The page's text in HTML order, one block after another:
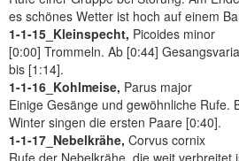
es schönes Wetter ist hoch auf einem
1-1-15_Kleinspecht, Picoides minor
[0:00] Trommeln. Ab [0:44]
bis [1:14].
1-1-16_Kohlmeise, Parus major
Einige Gesänge und gewöhnliche Rufe.
Winter singen die ersten Paare [0:40].
1-1-17_Nebelkrähe, Corvus cornix
Rufe der Nebelkrähe, die weit verbreitet